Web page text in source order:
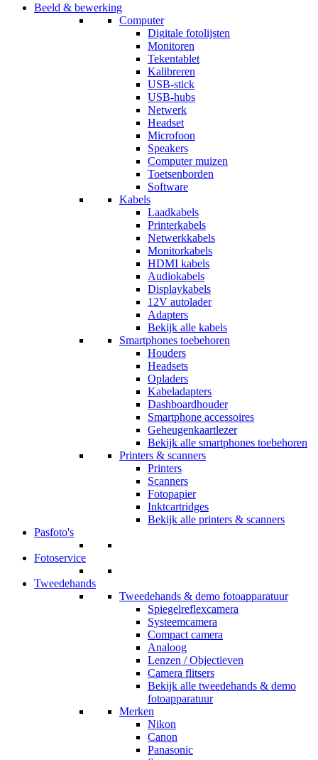
Beeld & bewerking
Computer
Digitale fotolijsten
Monitoren
Tekentablet
Kalibreren
USB-stick
USB-hubs
Netwerk
Headset
Microfoon
Speakers
Computer muizen
Toetsenborden
Software
Kabels
Laadkabels
Printerkabels
Netwerkkabels
Monitorkabels
HDMI kabels
Audiokabels
Displaykabels
12V autolader
Adapters
Bekijk alle kabels
Smartphones toebehoren
Houders
Headsets
Opladers
Kabeladapters
Dashboardhouder
Smartphone accessoires
Geheugenkaartlezer
Bekijk alle smartphones toebehoren
Printers & scanners
Printers
Scanners
Fotopapier
Inktcartridges
Bekijk alle printers & scanners
Pasfoto's
Fotoservice
Tweedehands
Tweedehands & demo fotoapparatuur
Spiegelreflexcamera
Systeemcamera
Compact camera
Analoog
Lenzen / Objectieven
Camera flitsers
Bekijk alle tweedehands & demo
fotoapparatuur
Merken
Nikon
Canon
Panasonic